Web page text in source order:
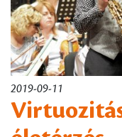
2019-09-11